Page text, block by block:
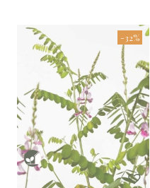
-32%